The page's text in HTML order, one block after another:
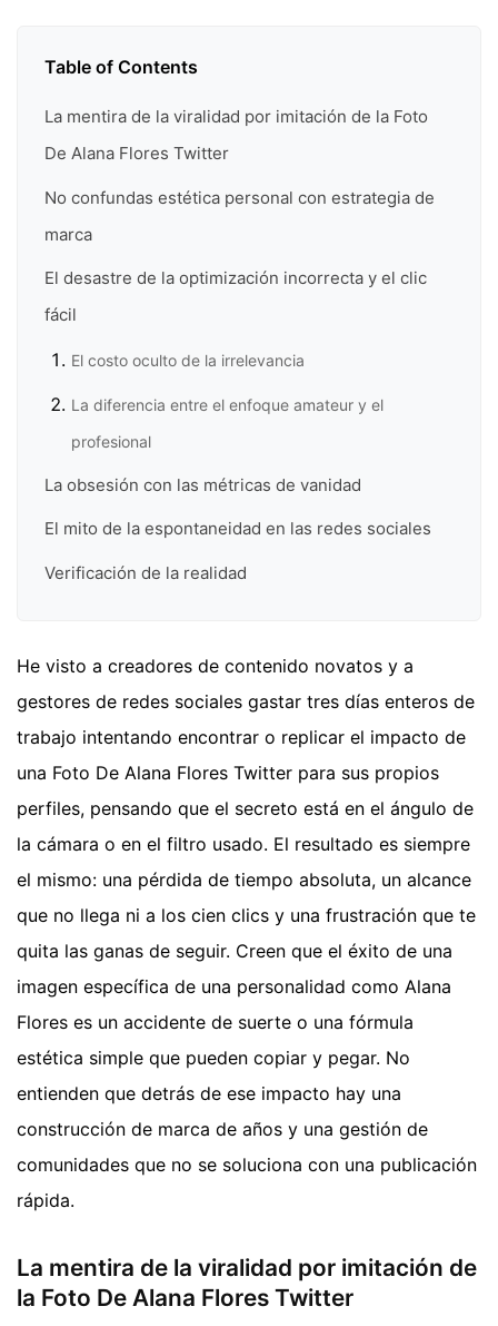
Table of Contents
La mentira de la viralidad por imitación de la Foto
De Alana Flores Twitter
No confundas estética personal con estrategia de
marca
El desastre de la optimización incorrecta y el clic
fácil
El costo oculto de la irrelevancia
La diferencia entre el enfoque amateur y el
profesional
La obsesión con las métricas de vanidad
El mito de la espontaneidad en las redes sociales
Verificación de la realidad
He visto a creadores de contenido novatos y a
gestores de redes sociales gastar tres días enteros de
trabajo intentando encontrar o replicar el impacto de
una Foto De Alana Flores Twitter para sus propios
perfiles, pensando que el secreto está en el ángulo de
la cámara o en el filtro usado. El resultado es siempre
el mismo: una pérdida de tiempo absoluta, un alcance
que no llega ni a los cien clics y una frustración que te
quita las ganas de seguir. Creen que el éxito de una
imagen específica de una personalidad como Alana
Flores es un accidente de suerte o una fórmula
estética simple que pueden copiar y pegar. No
entienden que detrás de ese impacto hay una
construcción de marca de años y una gestión de
comunidades que no se soluciona con una publicación
rápida.
La mentira de la viralidad por imitación de
la Foto De Alana Flores Twitter